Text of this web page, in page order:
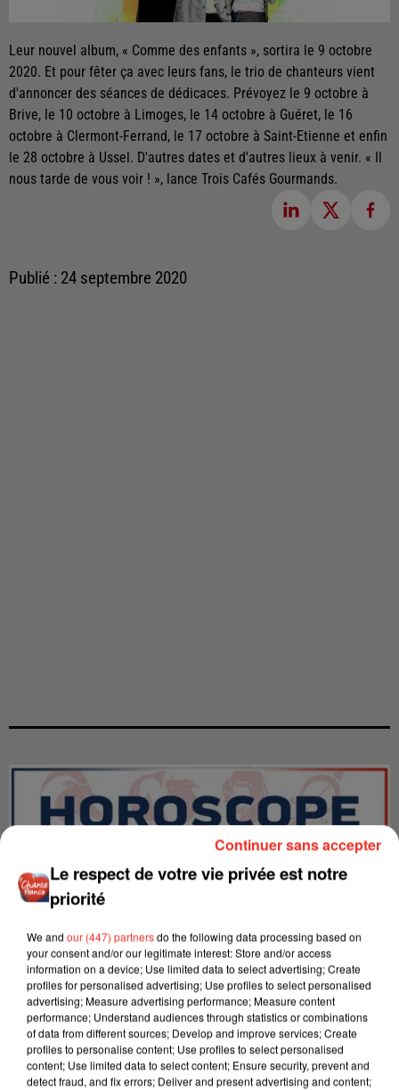
Leur nouvel album, « Comme des enfants », sortira le 9 octobre
2020. Et pour fêter ça avec leurs fans, le trio de chanteurs vient
d'annoncer des séances de dédicaces. Prévoyez le 9 octobre à
Brive, le 10 octobre à Limoges, le 14 octobre à Guéret, le 16
octobre à Clermont-Ferrand, le 17 octobre à Saint-Etienne et enfin
le 28 octobre à Ussel. D'autres dates et d'autres lieux à venir. « Il
nous tarde de vous voir ! », lance Trois Cafés Gourmands.
Publié : 24 septembre 2020
LES INTERVIEWS CHANTE
FRANCE
Voir plus
"JE SUIS À DISPOSITION DES
Le respect de votre vie privée est notre
priorité
We and our (447) partnersdo the following data processing based on
your consent and/or our legitimate interest: Store and/or access
information on a device; Use limited data to select advertising; Create
profiles for personalised advertising; Use profiles to select personalised
advertising; Measure advertising performance; Measure content
performance; Understand audiences through statistics or combinations
of data from different sources; Develop and improve services; Create
profiles to personalise content; Use profiles to select personalised
content; Use limited data to select content; Ensure security, prevent and
detect fraud, and fix errors; Deliver and present advertising and content;
Continuer sans accepter